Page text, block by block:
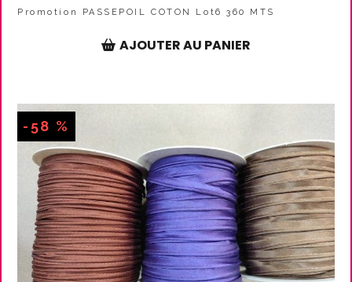
Promotion PASSEPOIL COTON Lot6 360 MTS
AJOUTER AU PANIER
-58 %